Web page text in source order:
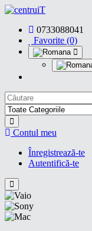
0733088041
Favorite (0)
Contul meu
Înregistrează-te
Autentifică-te